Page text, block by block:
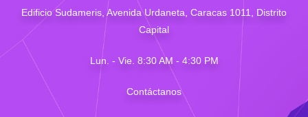
Edificio Sudameris, Avenida Urdaneta, Caracas 1011, Distrito
Capital
Lun. - Vie. 8:30 AM - 4:30 PM
Contáctanos